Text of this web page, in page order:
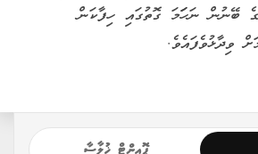
ބޭނުން ނަހަަމަ ގޮތުގައި ހިފާކަން
ވިދާޅުވެފައެވެ.
ޕޮއިންޓް ޚުލާސާ